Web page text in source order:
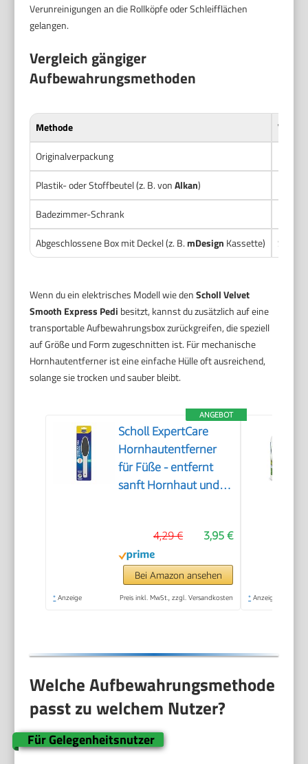
Verunreinigungen an die Rollköpfe oder Schleifflächen
gelangen.
Vergleich gängiger
Aufbewahrungsmethoden
Methode
Originalverpackung
Plastik- oder Stoffbeutel (z. B. vonAlkan)
Badezimmer-Schrank
Abgeschlossene Box mit Deckel (z. B.mDesign Kassette)
Wenn du ein elektrisches Modell wie denScholl Velvet
Smooth Express Pedi besitzt, kannst du zusätzlich auf eine
transportable Aufbewahrungsbox zurückgreifen, die speziell
auf Größe und Form zugeschnitten ist. Für mechanische
Hornhautentferner ist eine einfache Hülle oft ausreichend,
solange sie trocken und sauber bleibt.
ANGEBOT
Scholl ExpertCare
Hornhautentferner
für Füße - entfernt
sanft Hornhaut und
Reibefläche, effektive
Fußpflege für sofort
weiche Füße,
waschbar und
3,95 €
4,29 €
Bei Amazon ansehen
* Anzeige Preis inkl. MwSt., zzgl. Versandkosten * Anzeige
Welche Aufbewahrungsmethode
passt zu welchem Nutzer?
Für Gelegenheitsnutzer